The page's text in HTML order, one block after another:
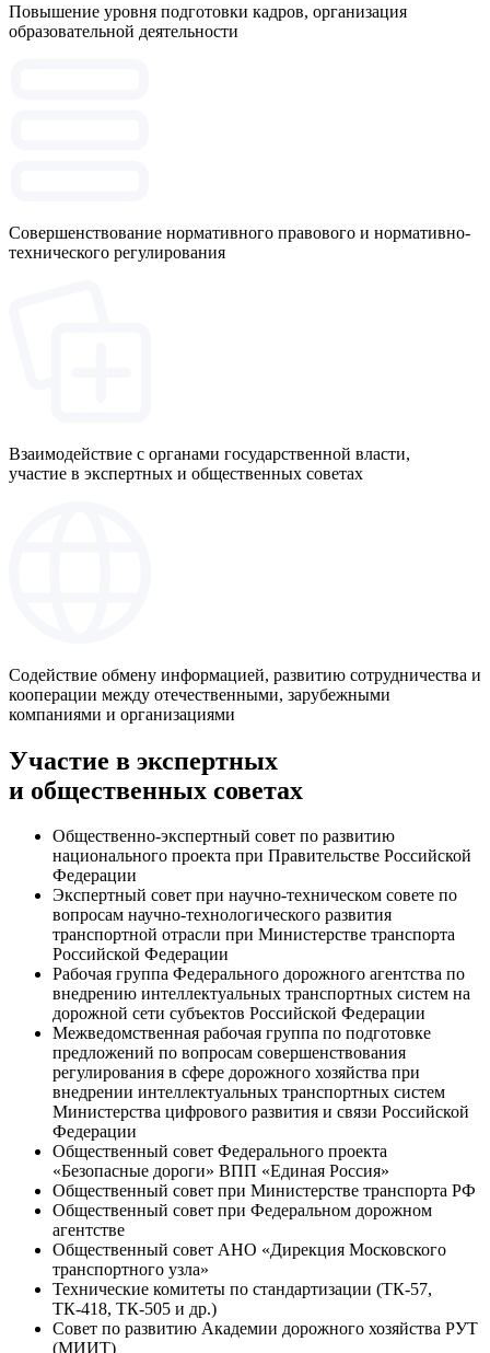
Повышение уровня подготовки кадров, организация
образовательной деятельности
Совершенствование нормативного правового и нормативно-
технического регулирования
Взаимодействие с органами государственной власти,
участие в экспертных и общественных советах
Содействие обмену информацией, развитию сотрудничества и
кооперации между отечественными, зарубежными
компаниями и организациями
Участие в экспертных
и общественных советах
Общественно-экспертный совет по развитию
национального проекта при Правительстве Российской
Федерации
Экспертный совет при научно-техническом совете по
вопросам научно-технологического развития
транспортной отрасли при Министерстве транспорта
Российской Федерации
Рабочая группа Федерального дорожного агентства по
внедрению интеллектуальных транспортных систем на
дорожной сети субъектов Российской Федерации
Межведомственная рабочая группа по подготовке
предложений по вопросам совершенствования
регулирования в сфере дорожного хозяйства при
внедрении интеллектуальных транспортных систем
Министерства цифрового развития и связи Российской
Федерации
Общественный совет Федерального проекта
«Безопасные дороги» ВПП «Единая Россия»
Общественный совет при Министерстве транспорта РФ
Общественный совет при Федеральном дорожном
агентстве
Общественный совет АНО «Дирекция Московского
транспортного узла»
Технические комитеты по стандартизации (ТК-57,
ТК-418, ТК-505 и др.)
Совет по развитию Академии дорожного хозяйства РУТ
(МИИТ)